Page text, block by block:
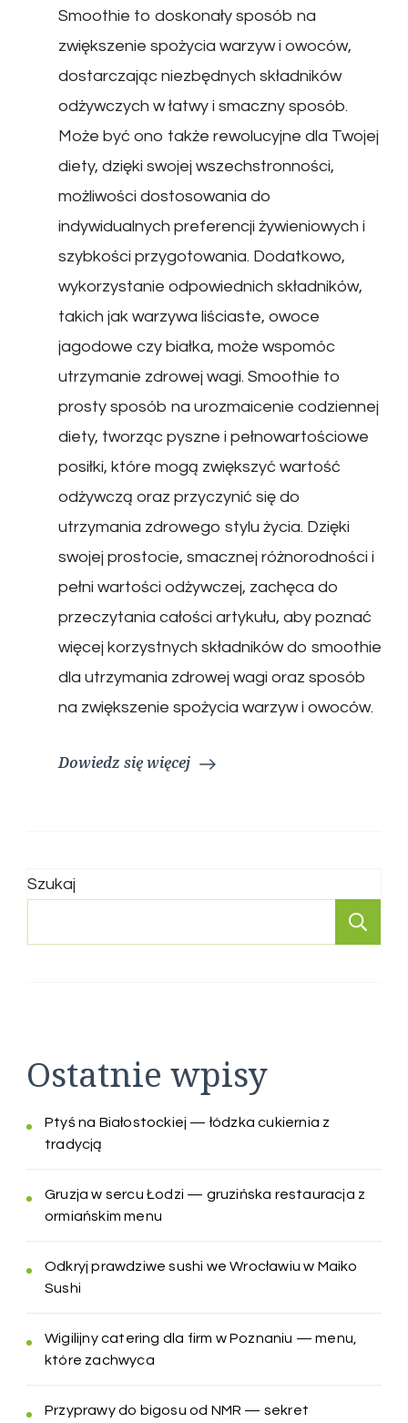
Smoothie to doskonały sposób na
zwiększenie spożycia warzyw i owoców,
dostarczając niezbędnych składników
odżywczych w łatwy i smaczny sposób.
Może być ono także rewolucyjne dla Twojej
diety, dzięki swojej wszechstronności,
możliwości dostosowania do
indywidualnych preferencji żywieniowych i
szybkości przygotowania. Dodatkowo,
wykorzystanie odpowiednich składników,
takich jak warzywa liściaste, owoce
jagodowe czy białka, może wspomóc
utrzymanie zdrowej wagi. Smoothie to
prosty sposób na urozmaicenie codziennej
diety, tworząc pyszne i pełnowartościowe
posiłki, które mogą zwiększyć wartość
odżywczą oraz przyczynić się do
utrzymania zdrowego stylu życia. Dzięki
swojej prostocie, smacznej różnorodności i
pełni wartości odżywczej, zachęca do
przeczytania całości artykułu, aby poznać
więcej korzystnych składników do smoothie
dla utrzymania zdrowej wagi oraz sposób
na zwiększenie spożycia warzyw i owoców.
Dowiedz się więcej
Szukaj
Ostatnie wpisy
Ptyś na Białostockiej — łódzka cukiernia z
tradycją
Gruzja w sercu Łodzi — gruzińska restauracja z
ormiańskim menu
Odkryj prawdziwe sushi we Wrocławiu w Maiko
Sushi
Wigilijny catering dla firm w Poznaniu — menu,
które zachwyca
Przyprawy do bigosu od NMR — sekret